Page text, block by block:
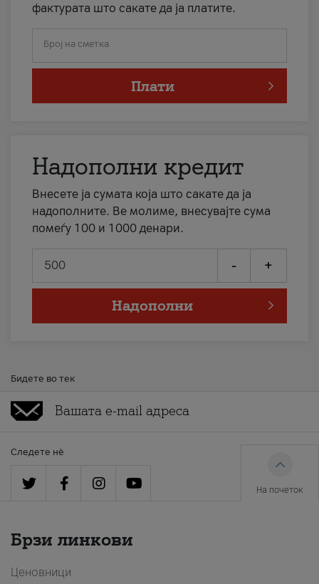
фактурата што сакате да ја платите.
Број на сметка
Плати
Надополни кредит
Внесете ја сумата која што сакате да ја
надополните. Ве молиме, внесувајте сума
помеѓу 100 и 1000 денари.
- +
Надополни
Бидете во тек
Следете нè
На почеток
Брзи линкови
Ценовници